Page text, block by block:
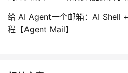
给 AI Agent一个邮箱：AI Shell
程【Agent Mail】